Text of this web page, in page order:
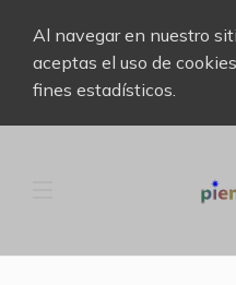
Al navegar en nuestro
aceptas el uso de
fines estadísticos.